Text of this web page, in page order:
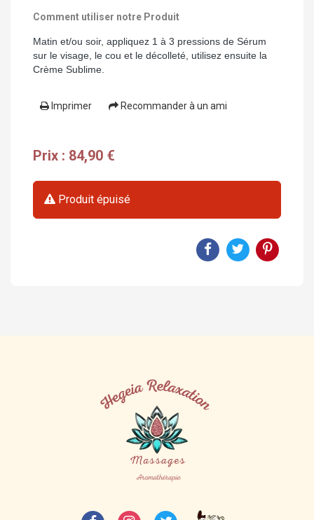
Comment utiliser notre Produit
Matin et/ou soir, appliquez 1 à 3 pressions de Sérum
sur le visage, le cou et le décolleté, utilisez ensuite la
Crème Sublime.
Imprimer Recommander à un ami
Prix : 84,90 €
Produit épuisé